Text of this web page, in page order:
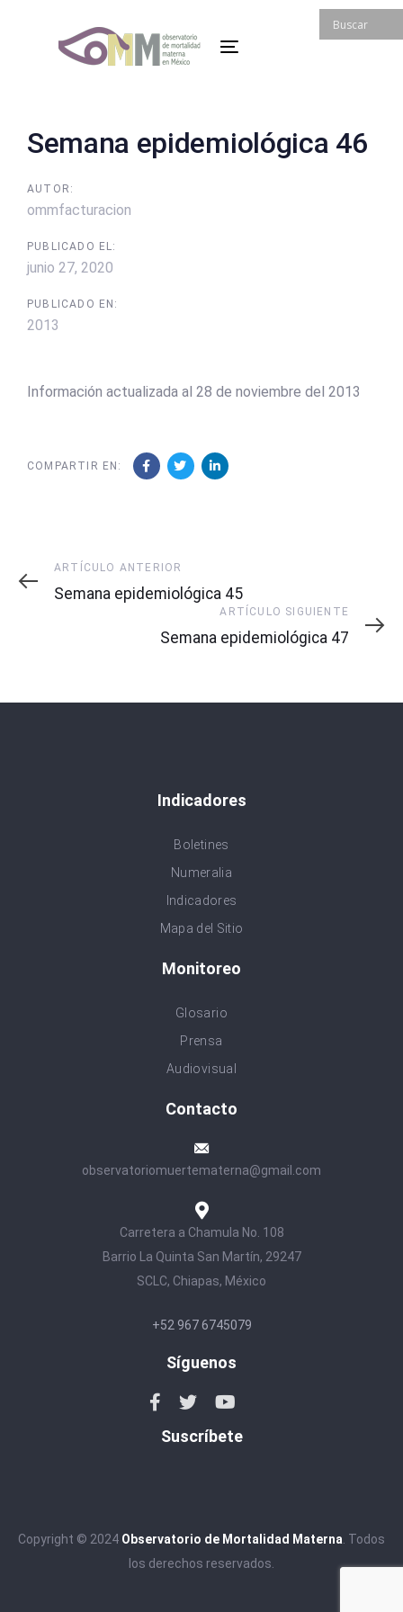
content
Toggle
Semana epidemiológica 46
AUTOR:
ommfacturacion
PUBLICADO EL:
junio 27, 2020
PUBLICADO EN:
2013
Información actualizada al 28 de noviembre del 2013
COMPARTIR EN:
Post
navigation
Artículo
Anterior
ARTÍCULO ANTERIOR
Semana epidemiológica 45
Siguiente
ARTÍCULO SIGUIENTE
Semana epidemiológica 47
Indicadores
Boletines
Numeralia
Indicadores
Mapa del Sitio
Monitoreo
Glosario
Prensa
Audiovisual
Contacto
observatoriomuertematerna@gmail.com
Carretera a Chamula No. 108
Barrio La Quinta San Martín, 29247
SCLC, Chiapas, México
+52 967 6745079
Síguenos
Suscríbete
Copyright © 2024 Observatorio de Mortalidad Materna . Todos
los derechos reservados.